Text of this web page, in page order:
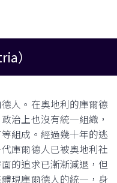
）
人。在奧地利的庫爾德
治上也沒有統一組織，
組成。經過幾十年的逃
庫爾德人已被奧地利社
的追求已漸漸減退，但
現庫爾德人的統一，身